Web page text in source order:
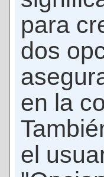
para
dos
en la
el